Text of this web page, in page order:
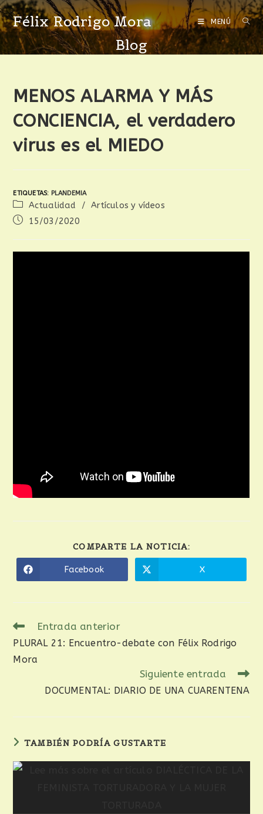
Félix Rodrigo Mora MENÚ
Blog
MENOS ALARMA Y MÁS
CONCIENCIA, el verdadero
virus es el MIEDO
ETIQUETAS: PLANDEMIA
Actualidad /
Artículos y vídeos
15/03/2020
COMPARTE LA NOTICIA:
Facebook X
Entrada anterior
PLURAL 21: Encuentro-debate con Félix Rodrigo
Mora
Siguiente entrada
DOCUMENTAL: DIARIO DE UNA CUARENTENA
TAMBIÉN PODRÍA GUSTARTE